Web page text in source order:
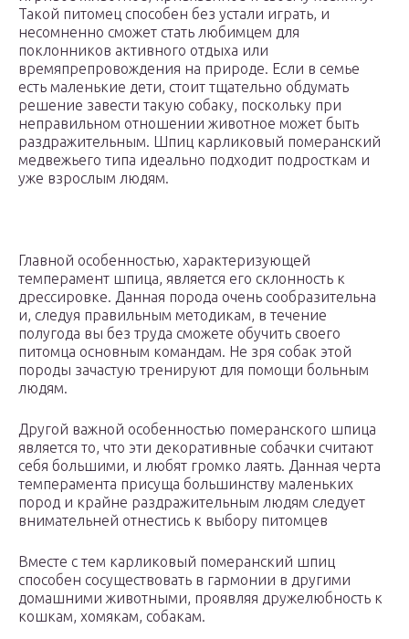
Такой питомец способен без устали играть, и
несомненно сможет стать любимцем для
поклонников активного отдыха или
времяпрепровождения на природе. Если в семье
есть маленькие дети, стоит тщательно обдумать
решение завести такую собаку, поскольку при
неправильном отношении животное может быть
раздражительным. Шпиц карликовый померанский
медвежьего типа идеально подходит подросткам и
уже взрослым людям.
Главной особенностью, характеризующей
темперамент шпица, является его склонность к
дрессировке. Данная порода очень сообразительна
и, следуя правильным методикам, в течение
полугода вы без труда сможете обучить своего
питомца основным командам. Не зря собак этой
породы зачастую тренируют для помощи больным
людям.
Другой важной особенностью померанского шпица
является то, что эти декоративные собачки считают
себя большими, и любят громко лаять. Данная черта
темперамента присуща большинству маленьких
пород и крайне раздражительным людям следует
внимательней отнестись к выбору питомцев
Вместе с тем карликовый померанский шпиц
способен сосуществовать в гармонии в другими
домашними животными, проявляя дружелюбность к
кошкам, хомякам, собакам.